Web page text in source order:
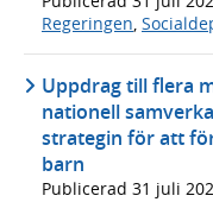
Regeringen,
Uppdrag till flera
nationell
strategin för att
barn
Publicerad 31 juli